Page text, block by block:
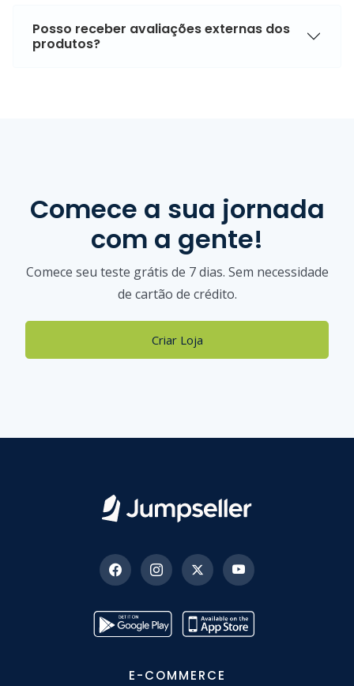
Posso receber avaliações externas dos
produtos?
Comece a sua jornada
com a gente!
Comece seu teste grátis de 7 dias. Sem necessidade
de cartão de crédito.
Criar Loja
E-COMMERCE